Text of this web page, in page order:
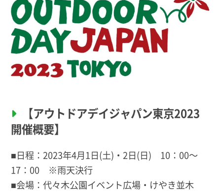
【アウトドアデイジャパン東京2023
開催概要】
■日程：2023年4月1日(土)・2日(日) 10：00〜
17：00 ※雨天決行
■会場：代々木公園イベント広場・けやき並木